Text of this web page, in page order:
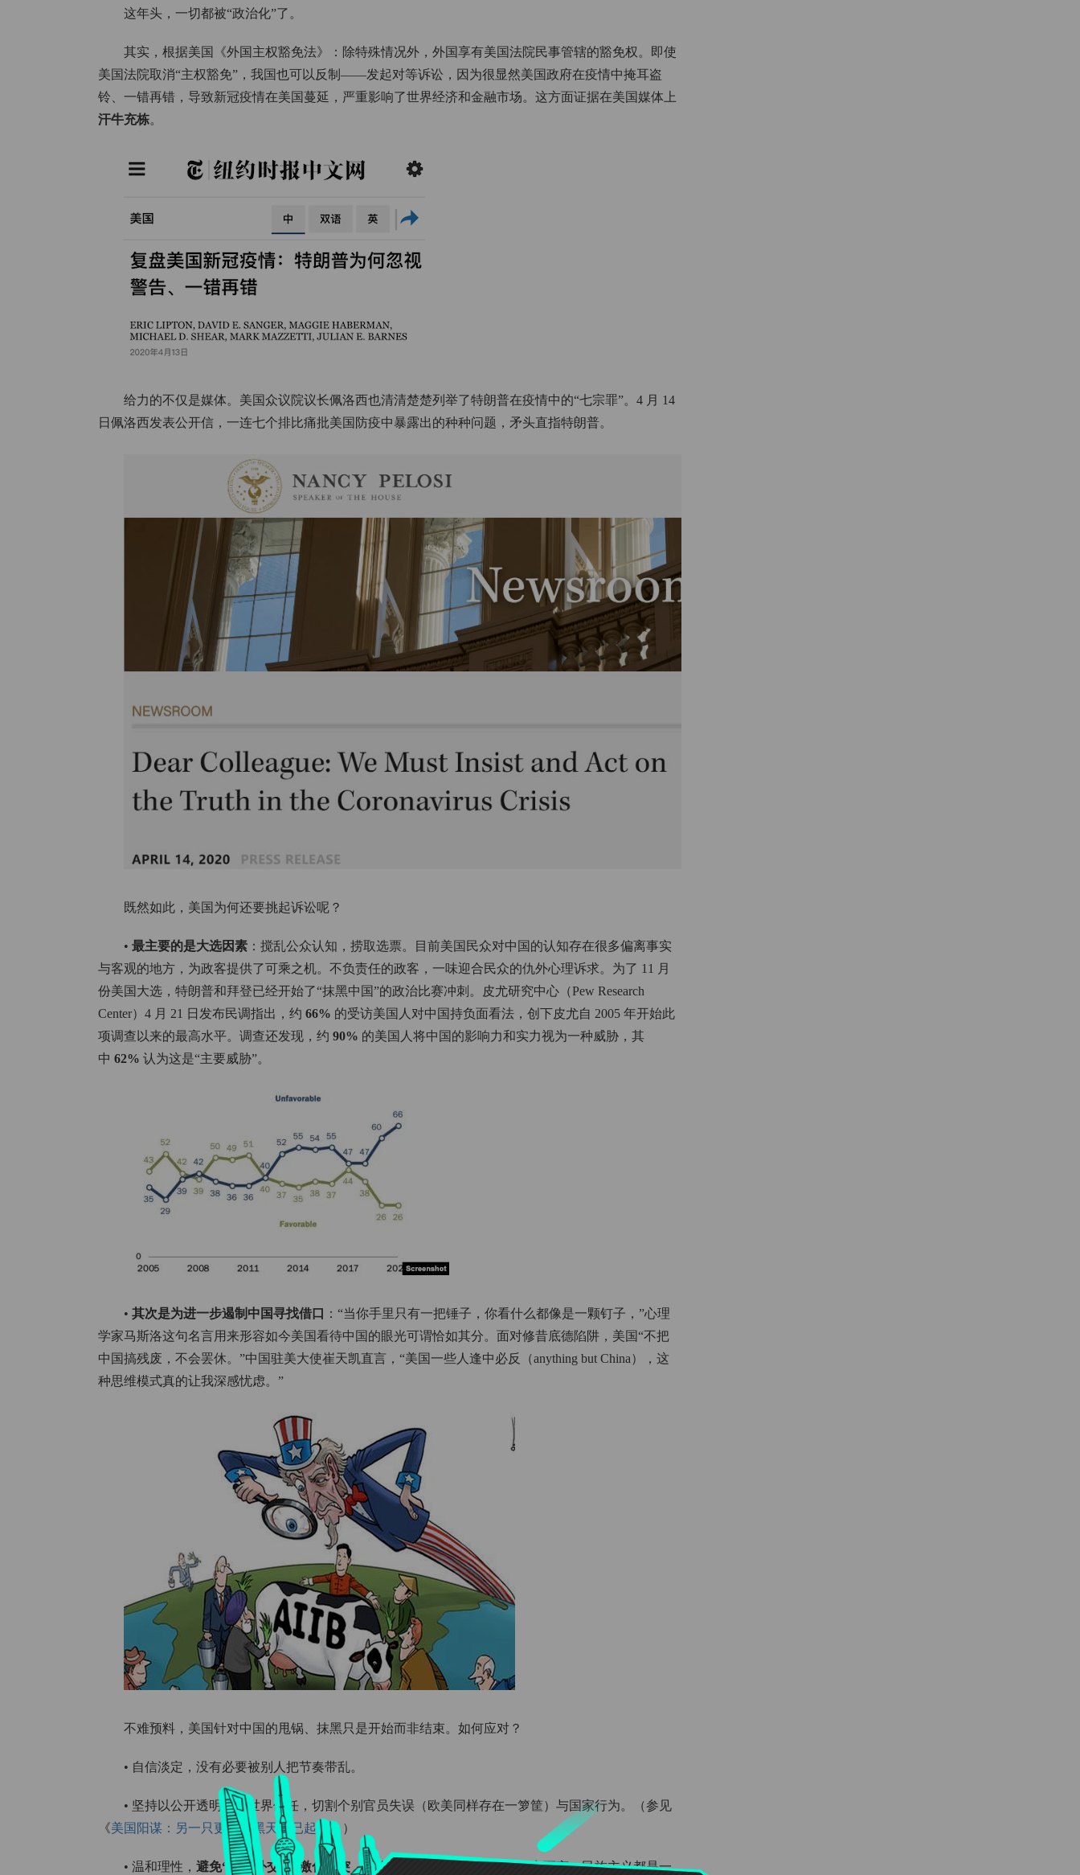
这年头，一切都被“政治化”了。
其实，根据美国《外国主权豁免法》：除特殊情况外，外国享有美国法院民事管辖的豁免权。即使
美国法院取消“主权豁免”，我国也可以反制——发起对等诉讼，因为很显然美国政府在疫情中掩耳盗
铃、一错再错，导致新冠疫情在美国蔓延，严重影响了世界经济和金融市场。这方面证据在美国媒体上
汗牛充栋。
给力的不仅是媒体。美国众议院议长佩洛西也清清楚楚列举了特朗普在疫情中的“七宗罪”。4 月 14
日佩洛西发表公开信，一连七个排比痛批美国防疫中暴露出的种种问题，矛头直指特朗普。
既然如此，美国为何还要挑起诉讼呢？
• 最主要的是大选因素 ：搅乱公众认知，捞取选票。目前美国民众对中国的认知存在很多偏离事实
与客观的地方，为政客提供了可乘之机。不负责任的政客，一味迎合民众的仇外心理诉求。为了 11 月
份美国大选，特朗普和拜登已经开始了“抹黑中国”的政治比赛冲刺。皮尤研究中心（Pew Research
Center）4 月 21 日发布民调指出，约 66% 的受访美国人对中国持负面看法，创下皮尤自 2005 年开始此
项调查以来的最高水平。调查还发现，约 90% 的美国人将中国的影响力和实力视为一种威胁，其
中 62% 认为这是“主要威胁”。
• 其次是为进一步遏制中国寻找借口
：“当你手里只有一把锤子，你看什么都像是一颗钉子，”心理
学家马斯洛这句名言用来形容如今美国看待中国的眼光可谓恰如其分。面对修昔底德陷阱，美国“不把
中国搞残废，不会罢休。”中国驻美大使崔天凯直言，“美国一些人逢中必反（anything but China），这
种思维模式真的让我深感忧虑。”
不难预料，美国针对中国的甩锅、抹黑只是开始而非结束。如何应对？
• 自信淡定，没有必要被别人把节奏带乱。
• 坚持以公开透明赢得世界信任，切割个别官员失误（欧美同样存在一箩筐）与国家行为。（参见
《美国阳谋：另一只更大的黑天鹅已起飞 》）
• 温和理性， 避免“战狼外交”。激化冲突，只会正中美方下怀：对任何国家而言，民族主义都是一